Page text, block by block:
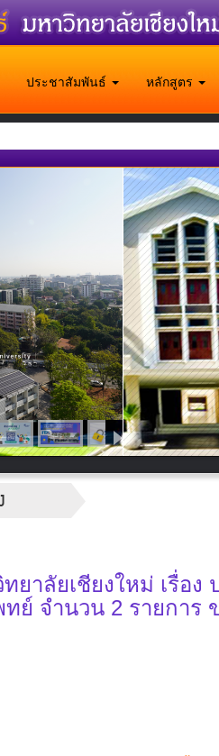
ประชาสัมพันธ์ หลักสูตร
าลัยเชียงใหม่ เรื่อง
จำนวน 2 รายการ